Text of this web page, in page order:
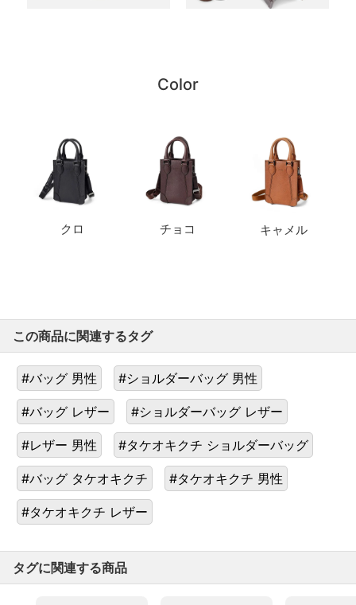
Color
クロ チョコ キャメル
この商品に関連するタグ
#バッグ 男性 #ショルダーバッグ 男性
#バッグ レザー #ショルダーバッグ レザー
#レザー 男性 #タケオキクチ ショルダーバッグ
#バッグ タケオキクチ #タケオキクチ 男性
#タケオキクチ レザー
タグに関連する商品